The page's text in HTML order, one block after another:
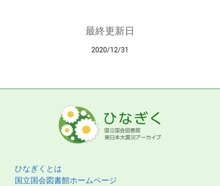
最終更新日
2020/12/31
ひなぎくとは
国立国会図書館ホームページ